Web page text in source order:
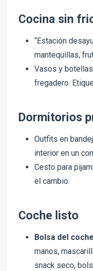
Cocina sin
“Estación
mantequillas,
Vasos y
fregadero.
Dormitorios
Outfits en
interior en un
Cesto para
el cambio.
Coche listo
Bolsa del coche
manos,
snack seco,